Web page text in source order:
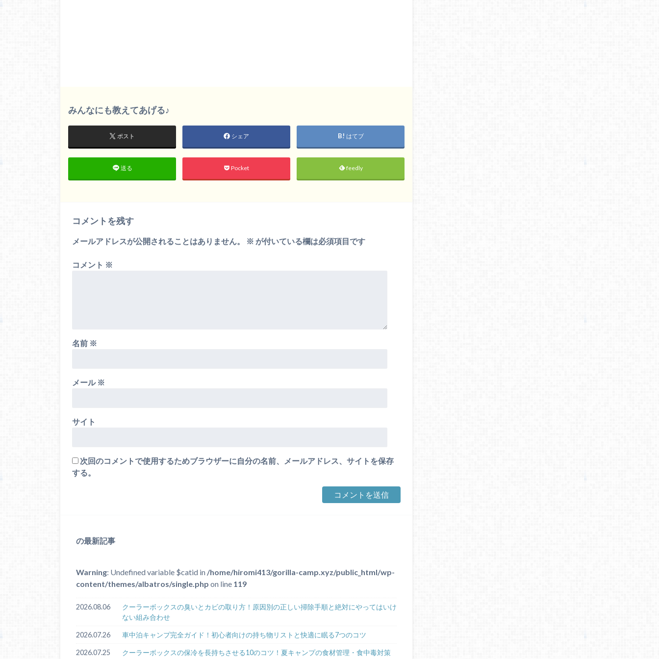
みんなにも教えてあげる♪
ポスト シェア はてブ
送る Pocket feedly
コメントを残す
メールアドレスが公開されることはありません。 ※ が付いている欄は必須項目です
コメント ※
名前 ※
メール ※
サイト
次回のコメントで使用するためブラウザーに自分の名前、メールアドレス、サイトを保存
する。
の最新記事
Warning: Undefined variable $catid in /home/hiromi413/gorilla-camp.xyz/public_html/wp-
content/themes/albatros/single.php on line 119
2026.08.06
クーラーボックスの臭いとカビの取り方！原因別の正しい掃除手順と絶対にやってはいけ
ない組み合わせ
2026.07.26 車中泊キャンプ完全ガイド！初心者向けの持ち物リストと快適に眠る7つのコツ
2026.07.25
クーラーボックスの保冷を長持ちさせる10のコツ！夏キャンプの食材管理・食中毒対策